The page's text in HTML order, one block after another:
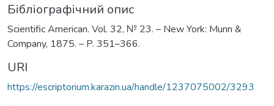
Бібліографічний опис
Scientific American. Vol. 32, № 23. – New York: Munn &
Company, 1875. – P. 351–366.
URI
https://escriptorium.karazin.ua/handle/1237075002/3293